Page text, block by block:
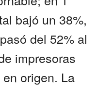
bajó un 38%,
del 52% al
impresoras
origen. La